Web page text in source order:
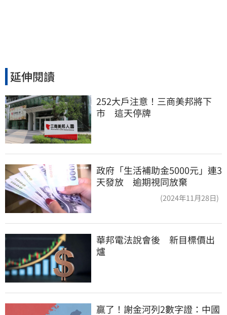
延伸閱讀
252大戶注意！三商美邦將下
市　這天停牌
政府「生活補助金5000元」連3
天發放 逾期視同放棄
(2024年11月28日)
華邦電法說會後　新目標價出
爐
贏了！謝金河列2數字證：中國